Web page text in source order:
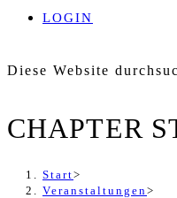
LOGIN
Diese Website
CHAPTER
Start>
Veranstaltungen >